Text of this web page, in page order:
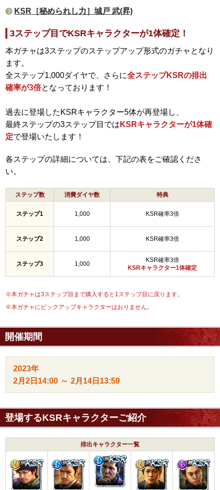
KSR［秘められし力］城戸 武(昇)
3ステップ目でKSRキャラクターが1体確定！
本ガチャは3ステップのステップアップ形式のガチャとなり
ます。
全ステップ1,000ダイヤで、さらに全ステップKSRの排出
確率が3倍となっております！
過去に登場したKSRキャラクター5体が再登場し、
最終ステップの3ステップ目では KSRキャラクターが1体確
定で登場いたします！
各ステップの詳細については、下記の表をご確認くださ
い。
ステップ数 消費ダイヤ数 特典
ステップ1 1,000 KSR確率3倍
ステップ2 1,000 KSR確率3倍
ステップ3 1,000
KSR確率3倍
KSRキャラクター1体確定
※本ガチャは3ステップ目まで購入すると1ステップ目に戻ります。
※本ガチャにピックアップキャラクターはおりません。
開催期間
2023年
2月2日 14:00 ～ 2月14日 13:59
登場するKSRキャラクターご紹介
排出キャラクター一覧